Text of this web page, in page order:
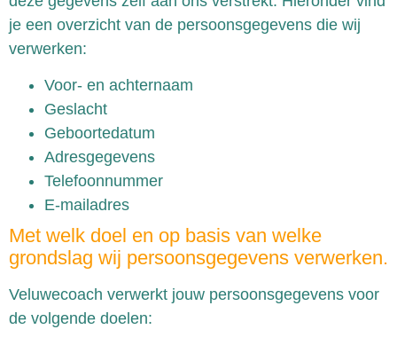
je een overzicht van de persoonsgegevens die wij
verwerken:
Voor- en achternaam
Geslacht
Geboortedatum
Adresgegevens
Telefoonnummer
E-mailadres
Met welk doel en op basis van welke
grondslag wij persoonsgegevens verwerken.
Veluwecoach verwerkt jouw persoonsgegevens voor
de volgende doelen: